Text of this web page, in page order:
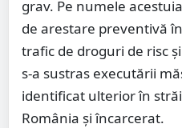
grav. Pe numele
de arestare preventivă
trafic de droguri de risc
s-a sustras executării
identificat ulterior în
România și încarcerat.